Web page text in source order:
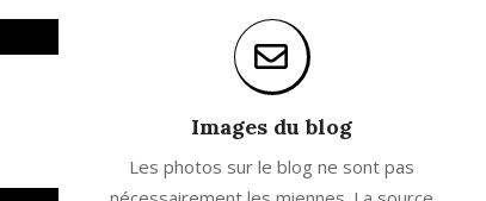
Images du blog
Les photos sur le blog ne sont pas